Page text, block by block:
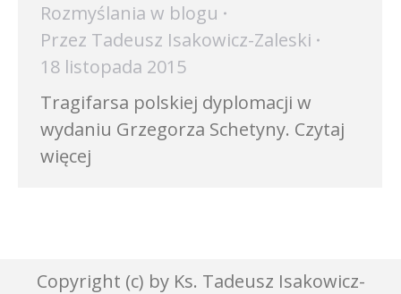
Rozmyślania w blogu
Przez Tadeusz Isakowicz-Zaleski
18 listopada 2015
Tragifarsa polskiej dyplomacji w
wydaniu Grzegorza Schetyny. Czytaj
więcej
Copyright (c) by Ks. Tadeusz Isakowicz-